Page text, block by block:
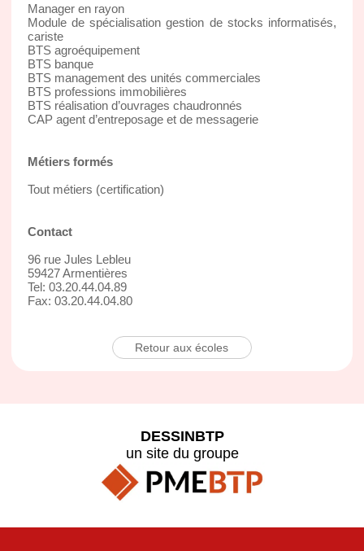
Manager en rayon
Module de spécialisation gestion de stocks informatisés,
cariste
BTS agroéquipement
BTS banque
BTS management des unités commerciales
BTS professions immobilières
BTS réalisation d’ouvrages chaudronnés
CAP agent d’entreposage et de messagerie
Métiers formés
Tout métiers (certification)
Contact
96 rue Jules Lebleu
59427 Armentières
Tel: 03.20.44.04.89
Fax: 03.20.44.04.80
Retour aux écoles
DESSINBTP
un site du groupe